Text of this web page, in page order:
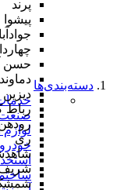
پرند
پیشوا
حسن
دماوند
دیزین
رباط
ری
شریف
دسته‌بندی‌ها
لوازم